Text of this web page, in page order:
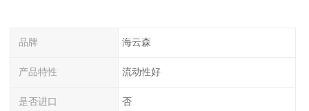
品牌 海云森
产品特性 流动性好
是否进口 否